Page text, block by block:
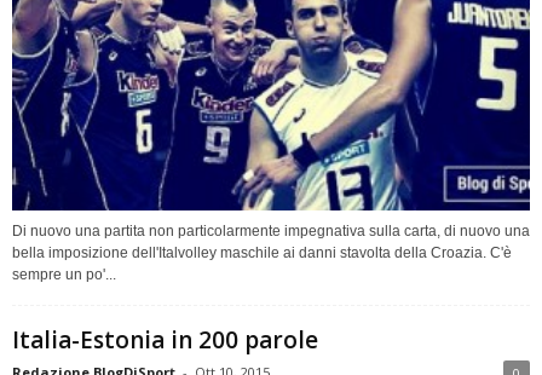
Di nuovo una partita non particolarmente impegnativa sulla carta, di nuovo una
bella imposizione dell'Italvolley maschile ai danni stavolta della Croazia. C'è
sempre un po'...
Italia-Estonia in 200 parole